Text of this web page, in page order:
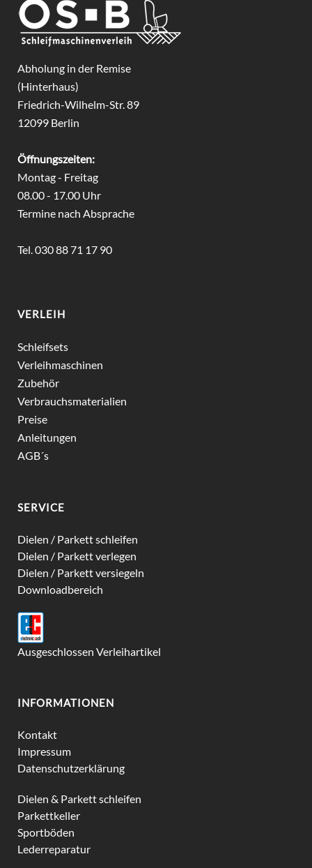
Abholung in der Remise
(Hinterhaus)
Friedrich-Wilhelm-Str. 89
12099 Berlin
Öffnungszeiten:
Montag - Freitag
08.00 - 17.00 Uhr
Termine nach Absprache
Tel. 030 88 71 17 90
VERLEIH
Schleifsets
Verleihmaschinen
Zubehör
Verbrauchsmaterialien
Preise
Anleitungen
AGB´s
SERVICE
Dielen / Parkett schleifen
Dielen / Parkett verlegen
Dielen / Parkett versiegeln
Downloadbereich
Ausgeschlossen Verleihartikel
INFORMATIONEN
Kontakt
Impressum
Datenschutzerklärung
Dielen & Parkett schleifen
Parkettkeller
Sportböden
Lederreparatur